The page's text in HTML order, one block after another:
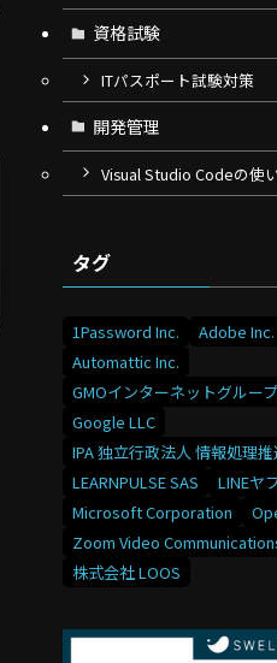
資格試験
ITパスポート試験対策
開発管理
Visual Studio Codeの使
タグ
1Password Inc. Adobe Inc.
Automattic Inc.
GMOインターネットグルー
Google LLC
IPA 独立行政法人 情報処理
LEARNPULSE SAS
LINEヤ
Microsoft Corporation
Zoom Video
株式会社 LOOS